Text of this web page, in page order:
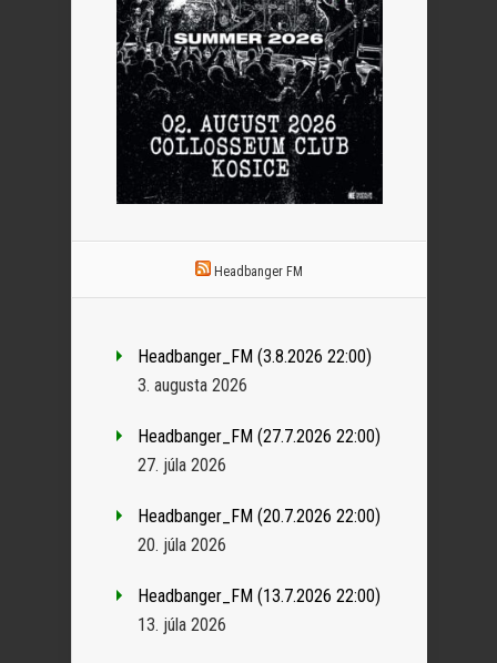
Headbanger FM
Headbanger_FM (3.8.2026 22:00)
3. augusta 2026
Headbanger_FM (27.7.2026 22:00)
27. júla 2026
Headbanger_FM (20.7.2026 22:00)
20. júla 2026
Headbanger_FM (13.7.2026 22:00)
13. júla 2026